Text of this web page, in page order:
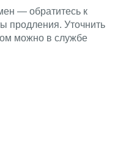
— обратитесь к
продления. Уточнить
можно в службе